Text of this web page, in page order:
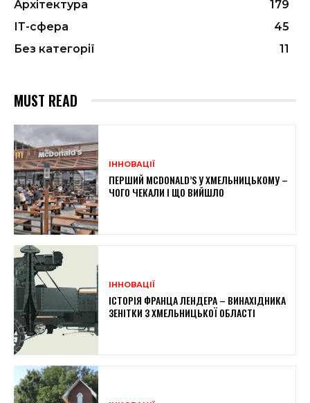
Архітектура
179
ІТ-сфера
45
Без категорії
11
MUST READ
ІННОВАЦІЇ
ПЕРШИЙ MCDONALD’S У ХМЕЛЬНИЦЬКОМУ –
ЧОГО ЧЕКАЛИ І ЩО ВИЙШЛО
ІННОВАЦІЇ
ІСТОРІЯ ФРАНЦА ЛЕНДЕРА – ВИНАХІДНИКА
ЗЕНІТКИ З ХМЕЛЬНИЦЬКОЇ ОБЛАСТІ